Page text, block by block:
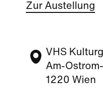
VHS
Am-
1220 Wien
Zur Austellung